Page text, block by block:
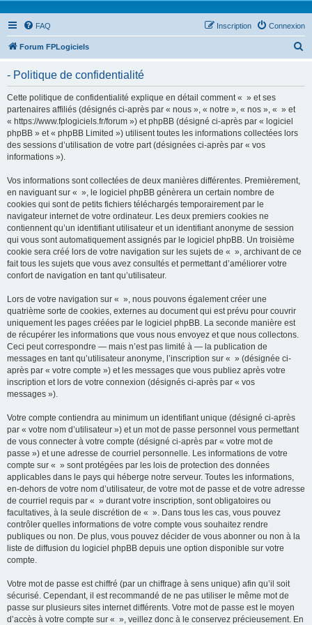
FAQ Connexion
Inscription
Forum FPLogiciels
- Politique de confidentialité
Cette politique de confidentialité explique en détail comment « » et ses
partenaires affiliés (désignés ci-après par « nous », « notre », « nos », « » et
« https://www.fplogiciels.fr/forum ») et phpBB (désigné ci-après par « logiciel
phpBB » et « phpBB Limited ») utilisent toutes les informations collectées lors
des sessions d’utilisation de votre part (désignées ci-après par « vos
informations »).
Vos informations sont collectées de deux manières différentes. Premièrement,
en naviguant sur « », le logiciel phpBB génèrera un certain nombre de
cookies qui sont de petits fichiers téléchargés temporairement par le
navigateur internet de votre ordinateur. Les deux premiers cookies ne
contiennent qu’un identifiant utilisateur et un identifiant anonyme de session
qui vous sont automatiquement assignés par le logiciel phpBB. Un troisième
cookie sera créé lors de votre navigation sur les sujets de « », archivant de ce
fait tous les sujets que vous avez consultés et permettant d’améliorer votre
confort de navigation en tant qu’utilisateur.
Lors de votre navigation sur « », nous pouvons également créer une
quatrième sorte de cookies, externes au document qui est prévu pour couvrir
uniquement les pages créées par le logiciel phpBB. La seconde manière est
de récupérer les informations que vous nous envoyez et que nous collectons.
Ceci peut correspondre — mais n’est pas limité à — la publication de
messages en tant qu’utilisateur anonyme, l’inscription sur « » (désignée ci-
après par « votre compte ») et les messages que vous publiez après votre
inscription et lors de votre connexion (désignés ci-après par « vos
messages »).
Votre compte contiendra au minimum un identifiant unique (désigné ci-après
par « votre nom d’utilisateur ») et un mot de passe personnel vous permettant
de vous connecter à votre compte (désigné ci-après par « votre mot de
passe ») et une adresse de courriel personnelle. Les informations de votre
compte sur « » sont protégées par les lois de protection des données
applicables dans le pays qui héberge notre serveur. Toutes les informations,
en-dehors de votre nom d’utilisateur, de votre mot de passe et de votre adresse
de courriel requis par « » durant votre inscription, sont obligatoires ou
facultatives, à la seule discrétion de « ». Dans tous les cas, vous pouvez
contrôler quelles informations de votre compte vous souhaitez rendre
publiques ou non. De plus, vous pouvez décider de vous abonner ou non à la
liste de diffusion du logiciel phpBB depuis une option disponible sur votre
compte.
Votre mot de passe est chiffré (par un chiffrage à sens unique) afin qu’il soit
sécurisé. Cependant, il est recommandé de ne pas utiliser le même mot de
passe sur plusieurs sites internet différents. Votre mot de passe est le moyen
d’accès à votre compte sur « », veillez donc à le conservez précieusement. En